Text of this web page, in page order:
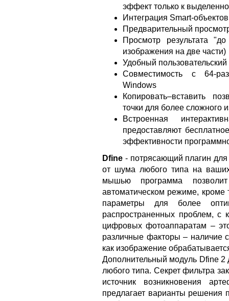
эффект только к
Интеграция Smart-
Предварительный
Просмотр результата
изображения на две части)
Удобный
Совместимость с 64-
Windows
Копировать–вставить
точки для более сложного
Встроенная
предоставляют
эффективности
Dfine - потрясающий плагин
от шума любого типа на
мышью программа
автоматическом режиме, кроме
параметры для более
распространенных проблем, с
цифровых фотоаппаратам –
различные факторы – наличие
как изображение
Дополнительный модуль Dfine 2
любого типа. Секрет фильтра
источник возникновения
предлагает варианты